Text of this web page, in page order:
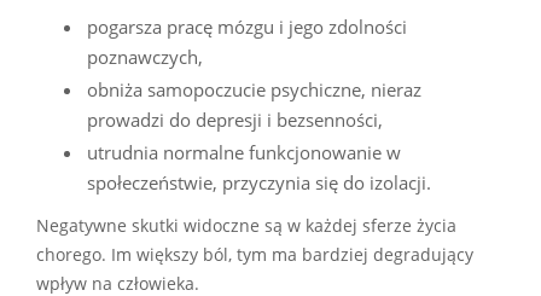
pogarsza pracę mózgu i jego zdolności
poznawczych,
obniża samopoczucie psychiczne, nieraz
prowadzi do depresji i bezsenności,
utrudnia normalne funkcjonowanie w
społeczeństwie, przyczynia się do izolacji.
Negatywne skutki widoczne są w każdej sferze życia
chorego. Im większy ból, tym ma bardziej degradujący
wpływ na człowieka.